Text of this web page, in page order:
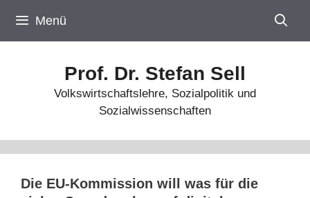
Inhalt
springen
Menü
Prof. Dr. Stefan Sell
Volkswirtschaftslehre, Sozialpolitik und
Sozialwissenschaften
Die EU-Kommission will was für die